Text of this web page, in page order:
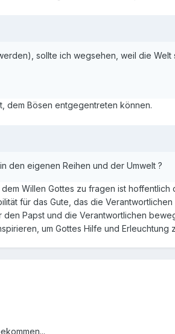
sollte ich wegsehen, weil die Welt
dem Bösen entgegentreten können.
den eigenen Reihen und der Umwelt ?
Willen Gottes zu fragen ist
für das Gute, das die
Papst und die Verantwortlichen
um Gottes Hilfe und Erleuchtung